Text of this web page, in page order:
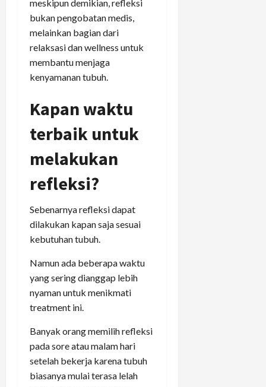
meskipun demikian, refleksi
bukan pengobatan medis,
melainkan bagian dari
relaksasi dan wellness untuk
membantu menjaga
kenyamanan tubuh.
Kapan waktu
terbaik untuk
melakukan
refleksi?
Sebenarnya refleksi dapat
dilakukan kapan saja sesuai
kebutuhan tubuh.
Namun ada beberapa waktu
yang sering dianggap lebih
nyaman untuk menikmati
treatment ini.
Banyak orang memilih refleksi
pada sore atau malam hari
setelah bekerja karena tubuh
biasanya mulai terasa lelah